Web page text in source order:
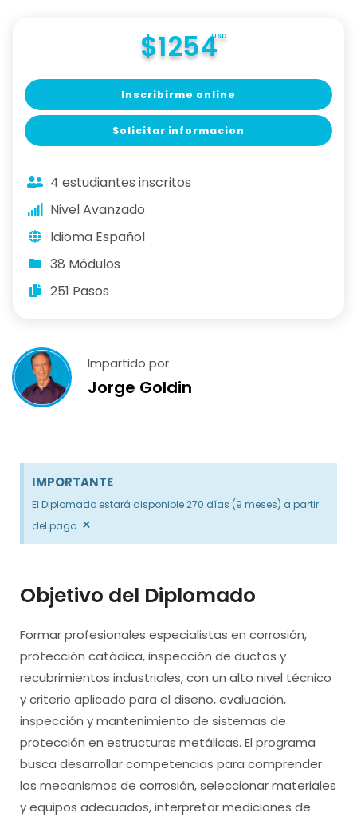
$1254USD
Inscribirme online
Solicitar informacion
4 estudiantes inscritos
Nivel Avanzado
Idioma Español
38 Módulos
251 Pasos
Impartido por
Jorge Goldin
IMPORTANTE
El Diplomado estará disponible 270 días (9 meses) a partir
del pago. ×
Objetivo del Diplomado
Formar profesionales especialistas en corrosión,
protección catódica, inspección de ductos y
recubrimientos industriales, con un alto nivel técnico
y criterio aplicado para el diseño, evaluación,
inspección y mantenimiento de sistemas de
protección en estructuras metálicas. El programa
busca desarrollar competencias para comprender
los mecanismos de corrosión, seleccionar materiales
y equipos adecuados, interpretar mediciones de